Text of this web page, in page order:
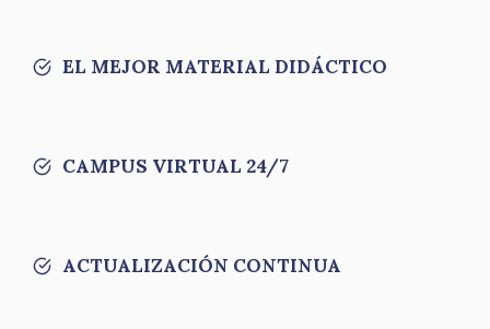
EL MEJOR MATERIAL DIDÁCTICO
CAMPUS VIRTUAL 24/7
ACTUALIZACIÓN CONTINUA